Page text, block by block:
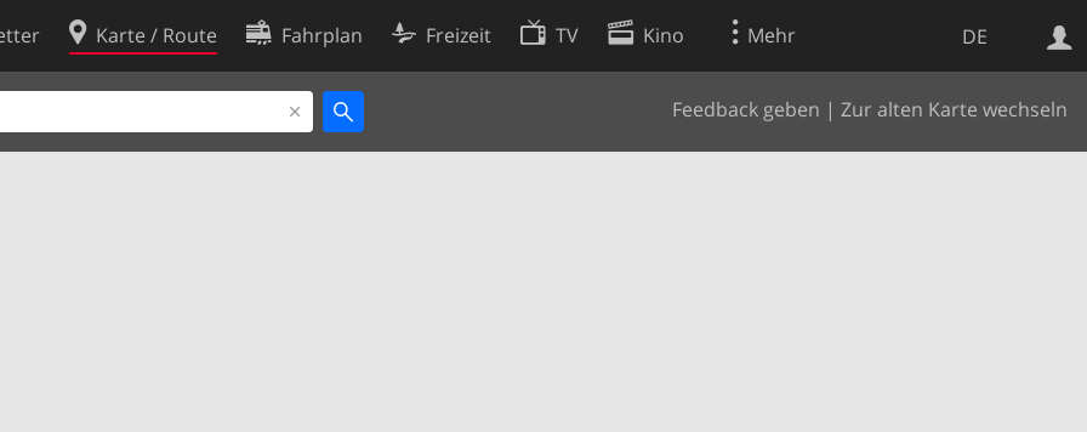
DE
Karte / Route Fahrplan Freizeit TV Kino Mehr
Feedback geben | Zur alten Karte wechseln
Websuche
Cookie-Richtlinie
Cookie-Einstellungen